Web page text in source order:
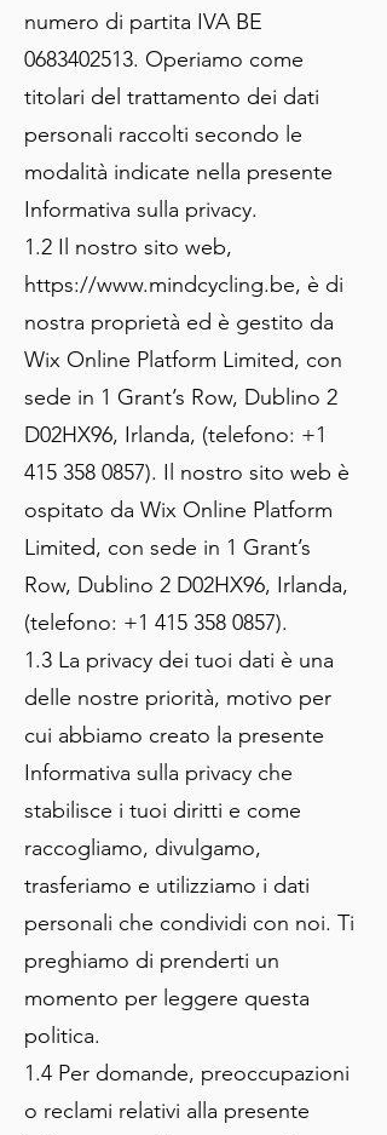
numero di partita IVA BE
0683402513. Operiamo come
titolari del trattamento dei dati
personali raccolti secondo le
modalità indicate nella presente
Informativa sulla privacy.
1.2 Il nostro sito web,
https://www.mindcycling.be, è di
nostra proprietà ed è gestito da
Wix Online Platform Limited, con
sede in 1 Grant’s Row, Dublino 2
D02HX96, Irlanda, (telefono: +1
415 358 0857). Il nostro sito web è
ospitato da Wix Online Platform
Limited, con sede in 1 Grant’s
Row, Dublino 2 D02HX96, Irlanda,
(telefono: +1 415 358 0857).
1.3 La privacy dei tuoi dati è una
delle nostre priorità, motivo per
cui abbiamo creato la presente
Informativa sulla privacy che
stabilisce i tuoi diritti e come
raccogliamo, divulgamo,
trasferiamo e utilizziamo i dati
personali che condividi con noi. Ti
preghiamo di prenderti un
momento per leggere questa
politica.
1.4 Per domande, preoccupazioni
o reclami relativi alla presente